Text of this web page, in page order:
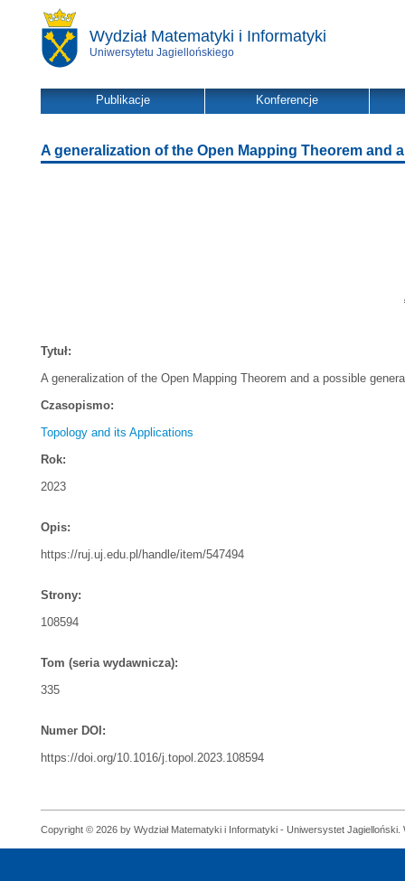
Wydział Matematyki i Informatyki
Uniwersytetu Jagiellońskiego
Publikacje Konferencje
A generalization of the Open Mapping Theorem and
Tytuł:
A generalization of the Open Mapping Theorem and a possible
Czasopismo:
Topology and its Applications
Rok:
2023
Opis:
https://ruj.uj.edu.pl/handle/item/547494
Strony:
108594
Tom (seria wydawnicza):
335
Numer DOI:
https://doi.org/10.1016/j.topol.2023.108594
Copyright © 2026 by Wydział Matematyki i Informatyki - Uniwersystet